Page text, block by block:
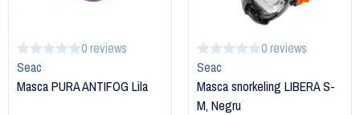
0 reviews
Seac
Masca PURA ANTIFOG Lila
0 reviews
Seac
Masca snorkeling LIBERA S-
M, Negru